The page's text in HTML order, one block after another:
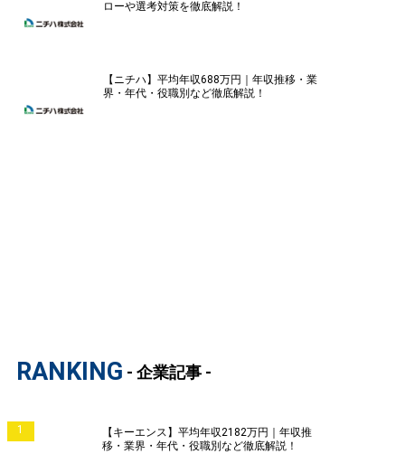
ローや選考対策を徹底解説！
【ニチハ】平均年収688万円｜年収推移・業
界・年代・役職別など徹底解説！
RANKING - 企業記事 -
1
【キーエンス】平均年収2182万円｜年収推
移・業界・年代・役職別など徹底解説！